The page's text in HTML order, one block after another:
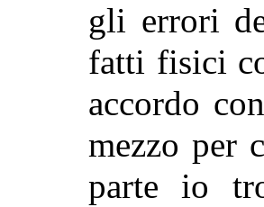
gli errori
fatti fisici
accordo
mezzo per
parte io